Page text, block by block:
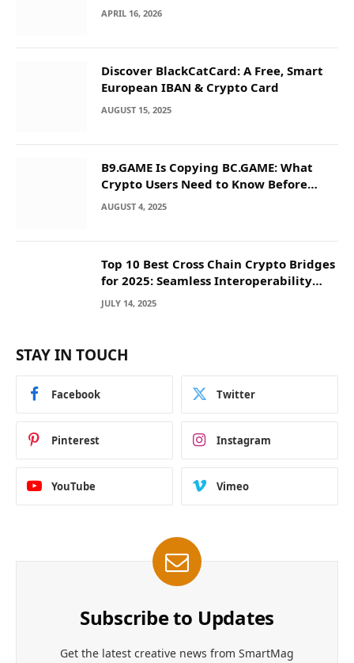
APRIL 16, 2026
Discover BlackCatCard: A Free, Smart
European IBAN & Crypto Card
AUGUST 15, 2025
B9.GAME Is Copying BC.GAME: What
Crypto Users Need to Know Before
They Deposit
AUGUST 4, 2025
Top 10 Best Cross Chain Crypto Bridges
for 2025: Seamless Interoperability
Across Blockchain Networks
JULY 14, 2025
STAY IN TOUCH
Facebook Twitter
Pinterest Instagram
YouTube Vimeo
Subscribe to Updates
Get the latest creative news from SmartMag